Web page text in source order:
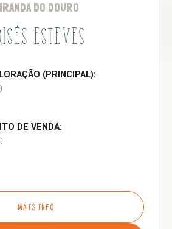
DO DOURO
ESTEVES
(PRINCIPAL):
DE VENDA:
MAIS INFO